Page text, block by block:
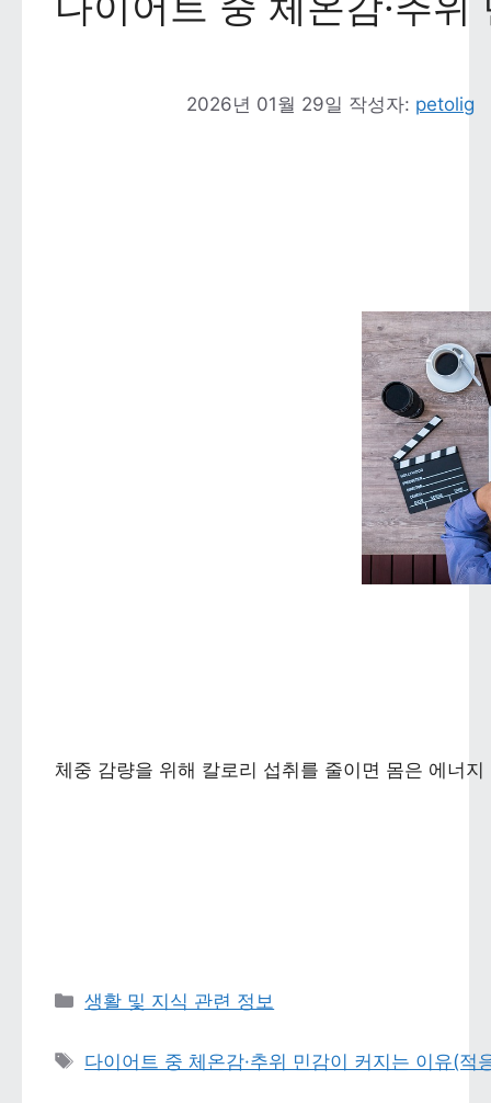
2026년 01월 29일 작성자: petolig
체중 감량을 위해 칼로리 섭취를 줄이면 몸은 에너
카테고리
생활 및 지식 관련 정보
태그
다이어트 중 체온감·추위 민감이 커지는 이유(적